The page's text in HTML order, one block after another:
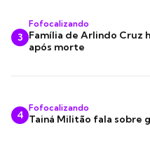
3
Fofocalizando
Família de Arlindo Cruz
após morte
4
Fofocalizando
Tainá Militão fala sobre